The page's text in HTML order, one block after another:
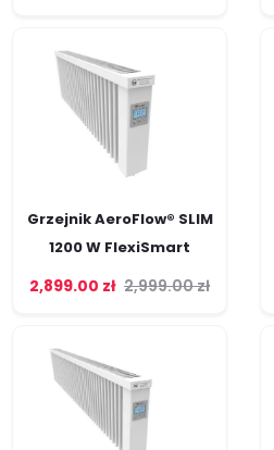
Grzejnik AeroFlow® SLIM
1200 W FlexiSmart
2,999.00zł
2,899.00 zł